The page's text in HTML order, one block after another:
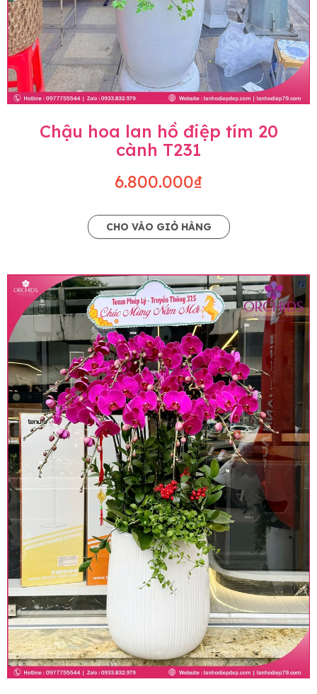
Chậu hoa lan hồ điệp tím 20
cành T231
6.800.000₫
CHO VÀO GIỎ HÀNG